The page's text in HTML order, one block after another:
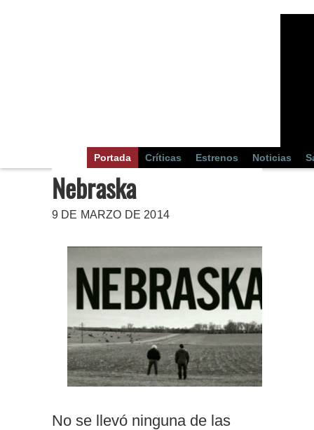
Portada Críticas Estrenos Noticias
Nebraska
9 DE MARZO DE 2014
No se llevó ninguna de las